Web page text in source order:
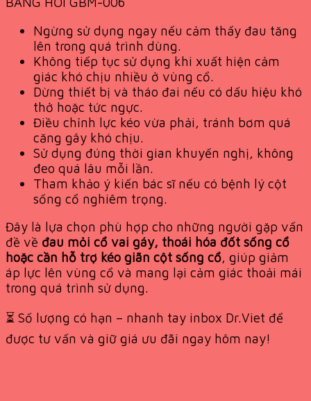
Ngừng sử dụng ngay nếu cảm thấy đau tăng
lên trong quá trình dùng.
Không tiếp tục sử dụng khi xuất hiện cảm
giác khó chịu nhiều ở vùng cổ.
Dừng thiết bị và tháo đai nếu có dấu hiệu khó
thở hoặc tức ngực.
Điều chỉnh lực kéo vừa phải, tránh bơm quá
căng gây khó chịu.
Sử dụng đúng thời gian khuyến nghị, không
đeo quá lâu mỗi lần.
Tham khảo ý kiến bác sĩ nếu có bệnh lý cột
sống cổ nghiêm trọng.
Đây là lựa chọn phù hợp cho những người gặp vấn
đề về đau mỏi cổ vai gáy, thoái hóa đốt sống cổ
hoặc cần hỗ trợ kéo giãn cột sống cổ, giúp giảm
áp lực lên vùng cổ và mang lại cảm giác thoải mái
trong quá trình sử dụng.
⏳ Số lượng có hạn – nhanh tay inbox Dr.Viet để
được tư vấn và giữ giá ưu đãi ngay hôm nay!